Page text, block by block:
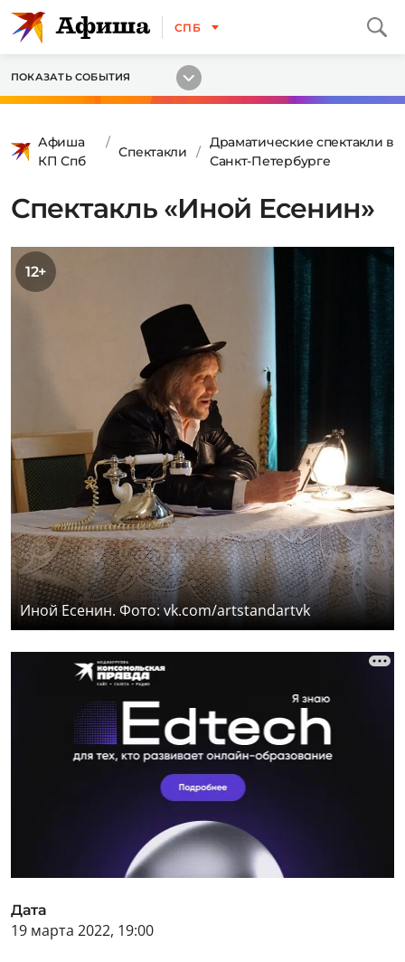
СПБ
ПОКАЗАТЬ СОБЫТИЯ
Афиша
КП Спб
Спектакли
Драматические спектакли в
Санкт-Петербурге
Спектакль «Иной Есенин»
12+
Иной Есенин. Фото: vk.com/artstandartvk
Дата
19 марта 2022, 19:00